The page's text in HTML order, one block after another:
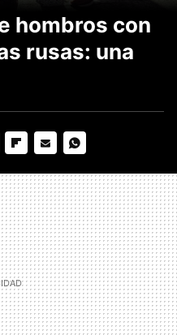
hombros con
rusas: una
MAIL